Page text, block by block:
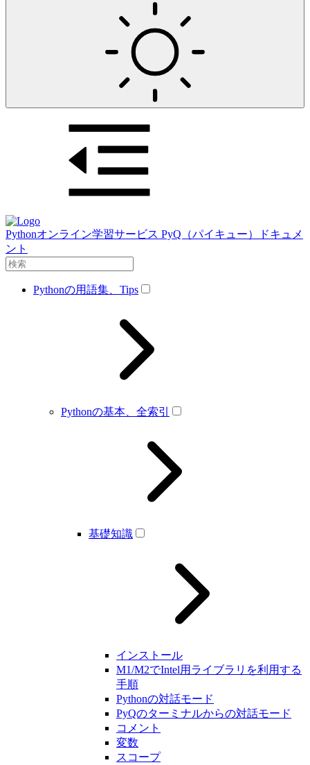
Pythonオンライン学習サービス PyQ（パイキュー）ドキュメ
ント
Pythonの用語集、Tips
Pythonの基本、全索引
基礎知識
インストール
M1/M2でIntel用ライブラリを利用する
手順
Pythonの対話モード
PyQのターミナルからの対話モード
コメント
変数
スコープ